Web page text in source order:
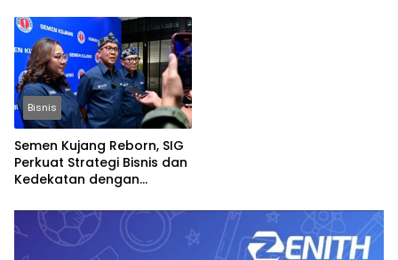
Bisnis
Semen Kujang Reborn, SIG
Perkuat Strategi Bisnis dan
Kedekatan dengan